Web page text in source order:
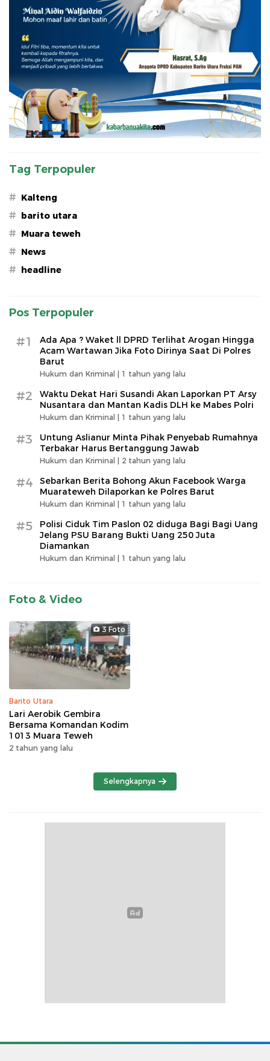
Tag Terpopuler
# Kalteng
# barito utara
# Muara teweh
# News
# headline
Pos Terpopuler
#1
Ada Apa ? Waket ll DPRD Terlihat Arogan Hingga
Acam Wartawan Jika Foto Dirinya Saat Di Polres
Barut
Hukum dan Kriminal | 1 tahun yang lalu
#2
Waktu Dekat Hari Susandi Akan Laporkan PT Arsy
Nusantara dan Mantan Kadis DLH ke Mabes Polri
Hukum dan Kriminal | 1 tahun yang lalu
#3
Untung Aslianur Minta Pihak Penyebab Rumahnya
Terbakar Harus Bertanggung Jawab
Hukum dan Kriminal | 2 tahun yang lalu
#4
Sebarkan Berita Bohong Akun Facebook Warga
Muarateweh Dilaporkan ke Polres Barut
Hukum dan Kriminal | 1 tahun yang lalu
#5
Polisi Ciduk Tim Paslon 02 diduga Bagi Bagi Uang
Jelang PSU Barang Bukti Uang 250 Juta
Diamankan
Hukum dan Kriminal | 1 tahun yang lalu
Foto & Video
3 Foto
Barito Utara
Lari Aerobik Gembira
Bersama Komandan Kodim
1013 Muara Teweh
2 tahun yang lalu
Selengkapnya